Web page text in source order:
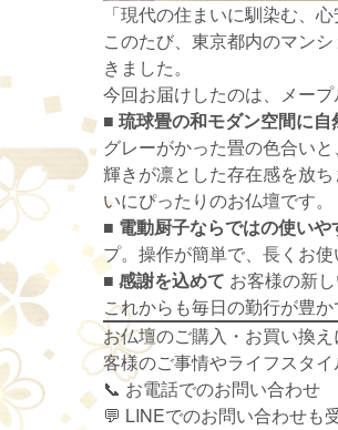
「現代の住まいに馴染む、
このたび、東京都内のマン
きました。
今回お届けしたのは、メー
■ 琉球畳の和モダン空間に
グレーがかった畳の色合い
輝きが凛とした存在感を放
いにぴったりのお仏壇です。
■ 電動厨子ならではの使いや
プ。操作が簡単で、長くお使
■ 感謝を込めて お客様の新
これからも毎日の勤行が豊
お仏壇のご購入・お買い換
客様のご事情やライフスタ
📞 お電話でのお問い合わせ
💬 LINEでのお問い合わせも